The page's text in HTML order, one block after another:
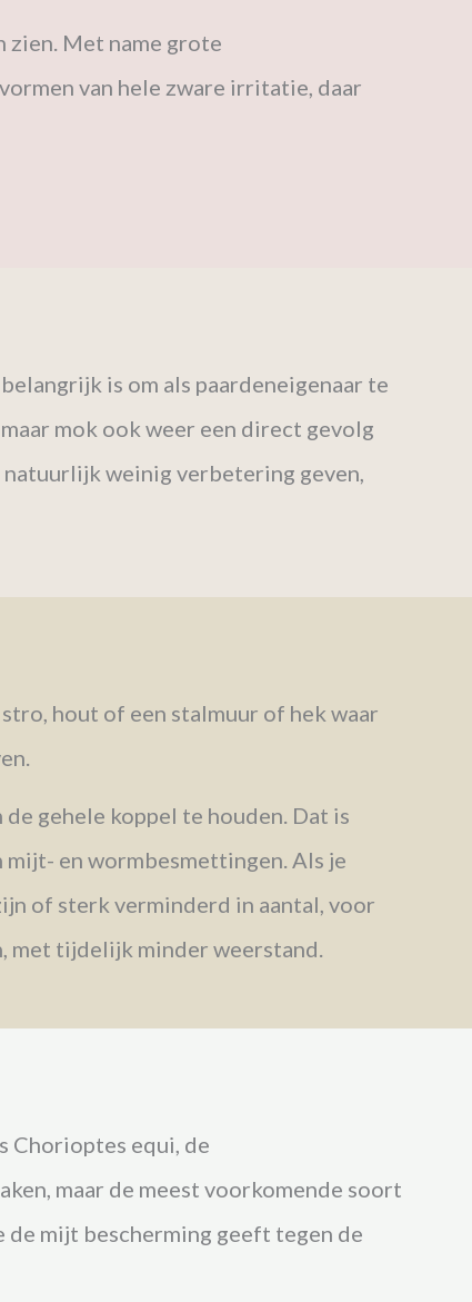
zien. Met name grote
van hele zware irritatie, daar
is om als paardeneigenaar te
mok ook weer een direct gevolg
natuurlijk weinig verbetering geven,
hout of een stalmuur of hek waar
gehele koppel te houden. Dat is
en wormbesmettingen. Als je
of sterk verminderd in aantal, voor
met tijdelijk minder weerstand.
Chorioptes equi, de
maar de meest voorkomende soort
de mijt bescherming geeft tegen de